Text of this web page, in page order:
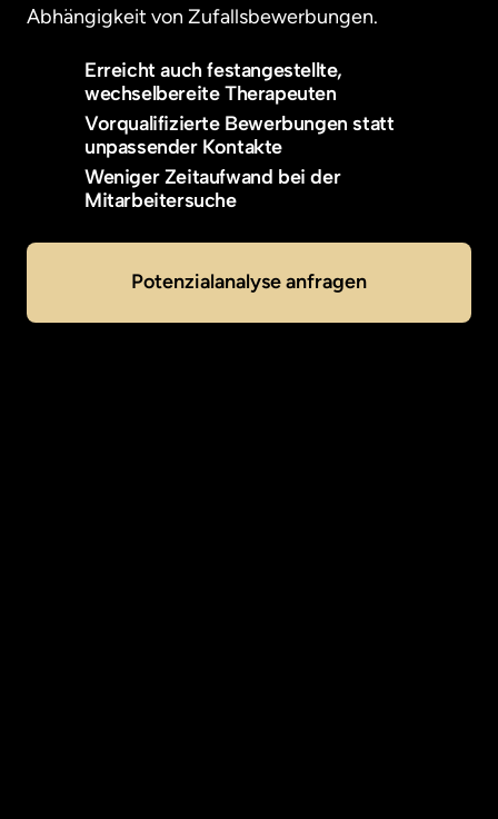
Abhängigkeit von Zufallsbewerbungen.
Erreicht auch festangestellte,
wechselbereite Therapeuten
Vorqualifizierte Bewerbungen statt
unpassender Kontakte
Weniger Zeitaufwand bei der
Mitarbeitersuche
Potenzialanalyse anfragen